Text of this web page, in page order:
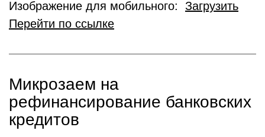
Изображение для мобильного: Загрузить
Перейти по ссылке
Микрозаем на
рефинансирование банковских
кредитов